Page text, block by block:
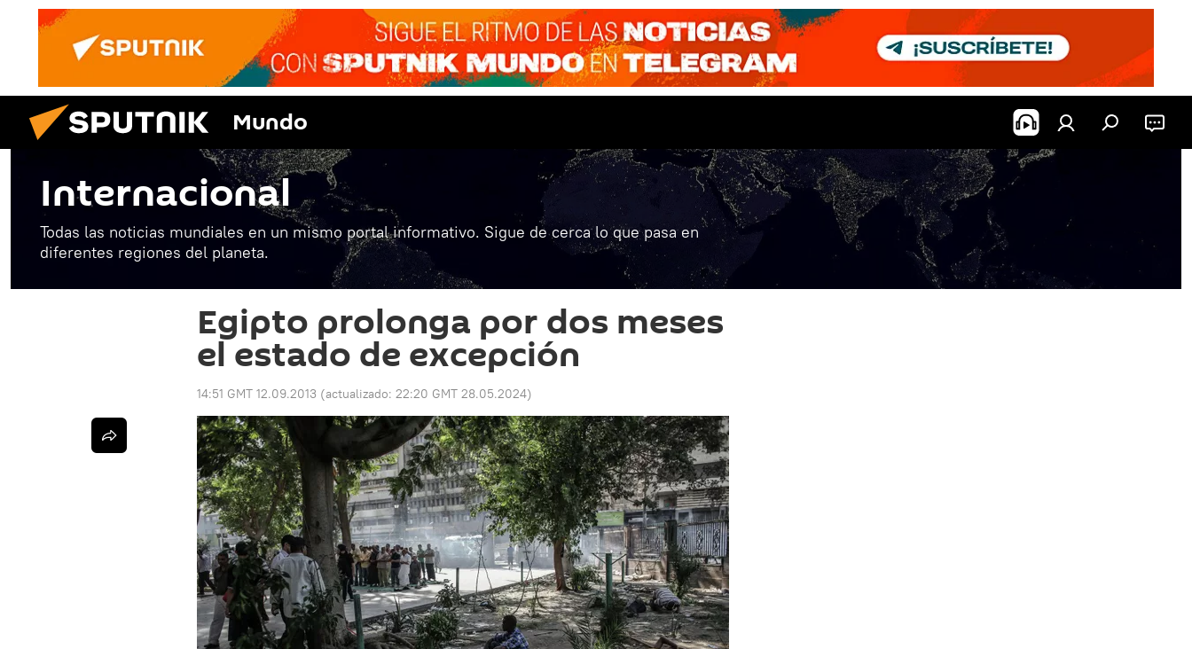
Mundo
Internacional
Todas las noticias mundiales en un mismo portal informativo. Sigue de cerca lo que pasa en
diferentes regiones del planeta.
Egipto prolonga por dos meses
el estado de excepción
14:51 GMT 12.09.2013 (actualizado: 22:20 GMT 28.05.2024)